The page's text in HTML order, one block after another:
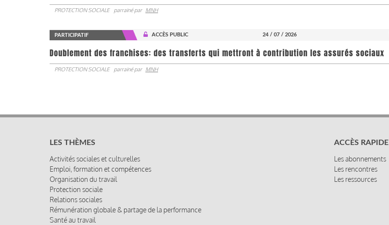
PROTECTION SOCIALE parrainé par MNH
PARTICIPATIF ACCÈS PUBLIC 24 / 07 / 2026
Doublement des franchises: des transferts qui mettront à contribution les assurés sociaux
PROTECTION SOCIALE parrainé par MNH
LES THÈMES
Activités sociales et culturelles
Emploi, formation et compétences
Organisation du travail
Protection sociale
Relations sociales
Rémunération globale & partage de la performance
Santé au travail
ACCÈS RAPIDE
Les abonnements
Les rencontres
Les ressources